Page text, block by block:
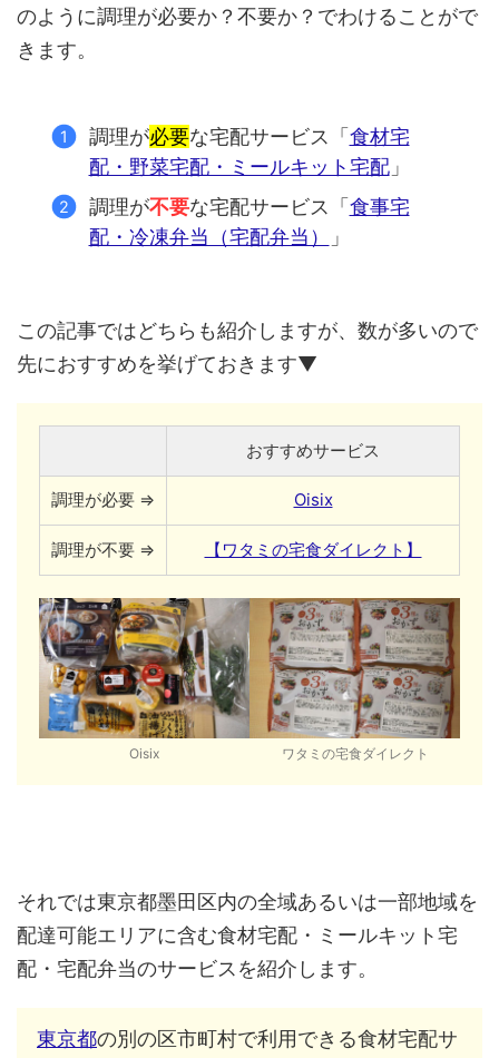
のように調理が必要か？不要か？でわけることがで
きます。
調理が必要な宅配サービス「食材宅
配・野菜宅配・ミールキット宅配」
調理が不要な宅配サービス「食事宅
配・冷凍弁当（宅配弁当）
」
この記事ではどちらも紹介しますが、数が多いので
先におすすめを挙げておきます▼
おすすめサービス
調理が必要 ⇒ Oisix
調理が不要 ⇒ 【ワタミの宅食ダイレクト】
Oisix ワタミの宅食ダイレクト
それでは東京都墨田区内の全域あるいは一部地域を
配達可能エリアに含む食材宅配・ミールキット宅
配・宅配弁当のサービスを紹介します。
東京都の別の区市町村で利用できる食材宅配サ